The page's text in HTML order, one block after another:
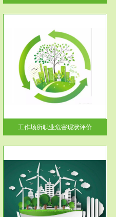
工作场所职业危害现状评价